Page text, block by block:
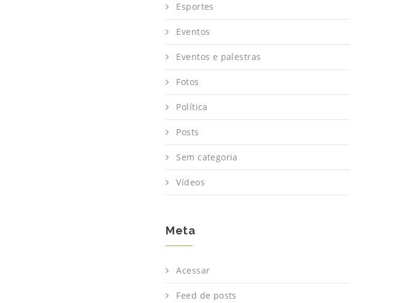
Esportes
Eventos
Eventos e palestras
Fotos
Política
Posts
Sem categoria
Vídeos
Meta
Acessar
Feed de posts